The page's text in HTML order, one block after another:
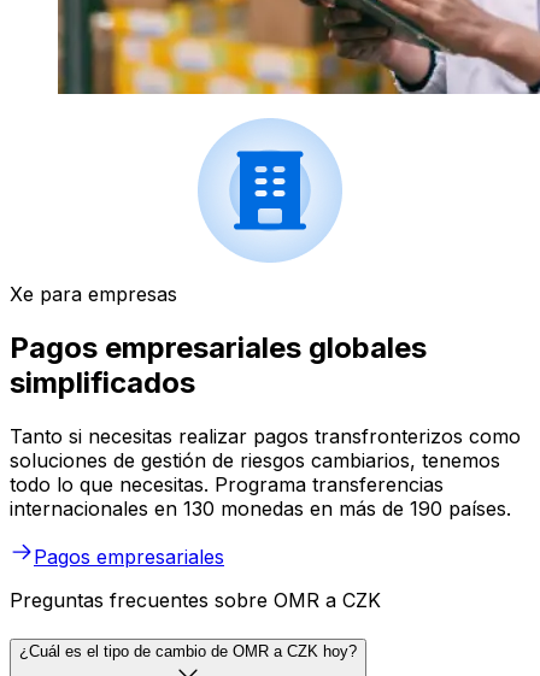
Xe para empresas
Pagos empresariales globales
simplificados
Tanto si necesitas realizar pagos transfronterizos como
soluciones de gestión de riesgos cambiarios, tenemos
todo lo que necesitas. Programa transferencias
internacionales en 130 monedas en más de 190 países.
Pagos empresariales
Preguntas frecuentes sobre OMR a CZK
¿Cuál es el tipo de cambio de OMR a CZK hoy?